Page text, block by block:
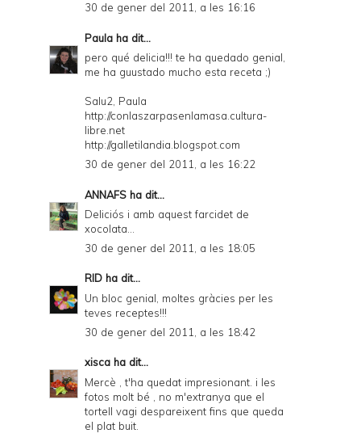
30 de gener del 2011, a les 16:16
Paula ha dit...
pero qué delicia!!! te ha quedado genial,
me ha guustado mucho esta receta ;)
Salu2, Paula
http://conlaszarpasenlamasa.cultura-
libre.net
http://galletilandia.blogspot.com
30 de gener del 2011, a les 16:22
ANNAFS ha dit...
Deliciós i amb aquest farcidet de
xocolata...
30 de gener del 2011, a les 18:05
RID ha dit...
Un bloc genial, moltes gràcies per les
teves receptes!!!
30 de gener del 2011, a les 18:42
xisca ha dit...
Mercè , t'ha quedat impresionant. i les
fotos molt bé , no m'extranya que el
tortell vagi despareixent fins que queda
el plat buit.